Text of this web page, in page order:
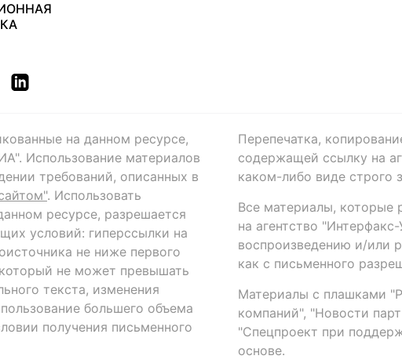
на данном ресурсе,
Использование материалов
требований, описанных в
. Использовать
ресурсе, разрешается
условий: гиперссылки на
не ниже первого
не может превышать
текста, изменения
большего объема
получения письменного
Перепечатка,
содержащей ссылку на
каком-либо виде строго
Все материалы, которые
на агентство
воспроизведению и/или
как с письменного
Материалы с плашками
компаний", "Новости
"Спецпроект при
основе.